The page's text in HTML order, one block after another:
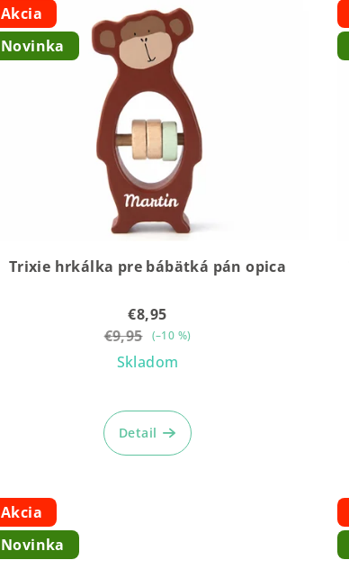
Akcia
Novinka
Trixie hrkálka pre bábätká pán opica
€8,95
€9,95
(–10 %)
Skladom
Detail
Akcia
Novinka